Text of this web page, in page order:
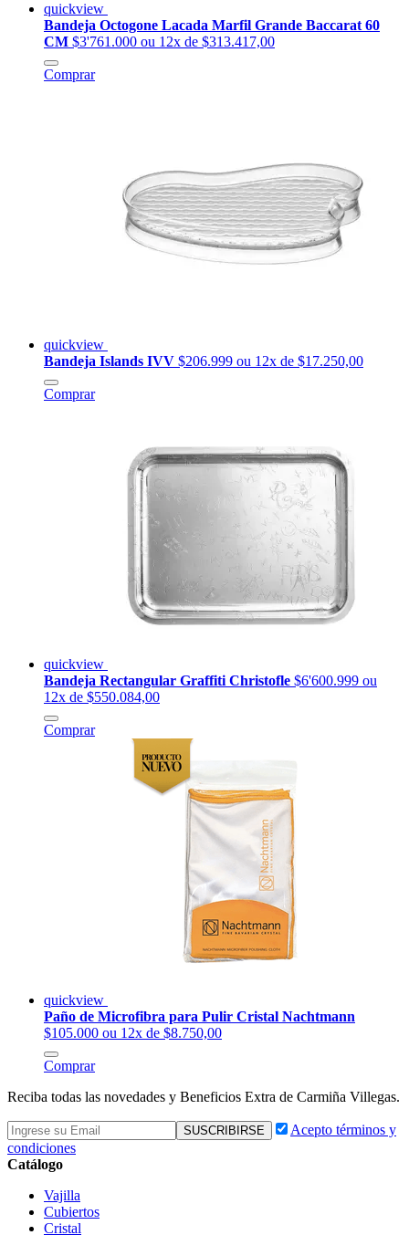
quickview
Bandeja Octogone Lacada Marfil Grande Baccarat 60
CM $3'761.000 ou 12x de $313.417,00
Comprar
quickview
Bandeja Islands IVV $206.999 ou 12x de $17.250,00
Comprar
quickview
Bandeja Rectangular Graffiti Christofle $6'600.999 ou
12x de $550.084,00
Comprar
quickview
Paño de Microfibra para Pulir Cristal Nachtmann
$105.000 ou 12x de $8.750,00
Comprar
Reciba todas las novedades y Beneficios Extra de Carmiña Villegas.
Acepto términos y
condiciones
Catálogo
Vajilla
Cubiertos
Cristal